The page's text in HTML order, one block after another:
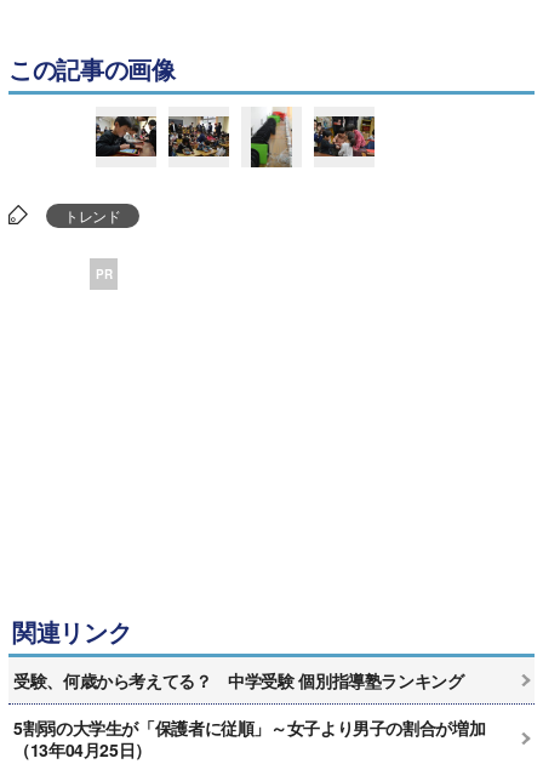
この記事の画像
トレンド
PR
関連リンク
受験、何歳から考えてる？ 中学受験 個別指導塾ランキング
5割弱の大学生が「保護者に従順」～女子より男子の割合が増加
（13年04月25日）